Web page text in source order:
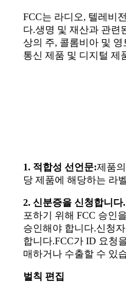
FCC는 라디오, 텔레비
다.생명 및 재산과 관련
상의 주, 콜롬비아 및
통신 제품 및 디지털 제
1. 적합성 선언문:제품
당 제품에 해당하는 라
2. 신분증을 신청합니다.
포하기 위해 FCC 승인
승인해야 합니다.신청
합니다.FCC가 ID 요청
매하거나 수출할 수 있
벌칙 편집